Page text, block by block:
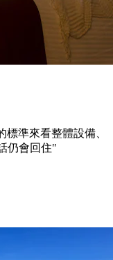
準來看整體設備、
仍會回住"